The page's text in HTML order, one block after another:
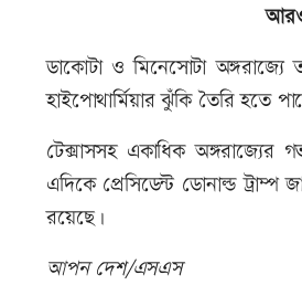
ডাকোটা ও মিনেসোটা অঙ্গরাজ্যে
হাইপোথার্মিয়ার ঝুঁকি তৈরি হতে
টেক্সাসসহ একাধিক অঙ্গরাজ্যের
এদিকে প্রেসিডেন্ট ডোনাল্ড
রয়েছে।
আপন দেশ/এসএস